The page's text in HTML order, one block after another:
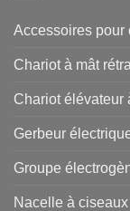
Accessoires pour
Chariot à mât
Chariot élévateur
Gerbeur
Groupe
Nacelle à ciseaux